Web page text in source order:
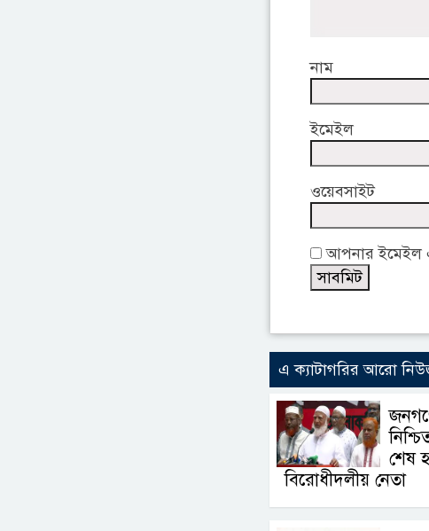
নাম
ইমেইল
ওয়েবসাইট
আপনার ইমেইল
এ ক্যাটাগরির আরো
শেষ
বিরোধীদলীয় নেতা